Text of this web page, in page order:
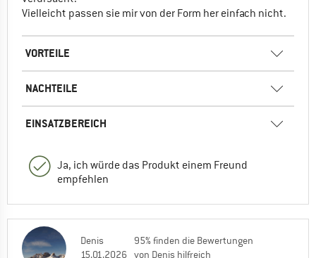
Vielleicht passen sie mir von der Form her einfach nicht.
VORTEILE
NACHTEILE
EINSATZBEREICH
Ja, ich würde das Produkt einem Freund
empfehlen
Denis
15.01.2026
95% finden die Bewertungen
von Denis hilfreich